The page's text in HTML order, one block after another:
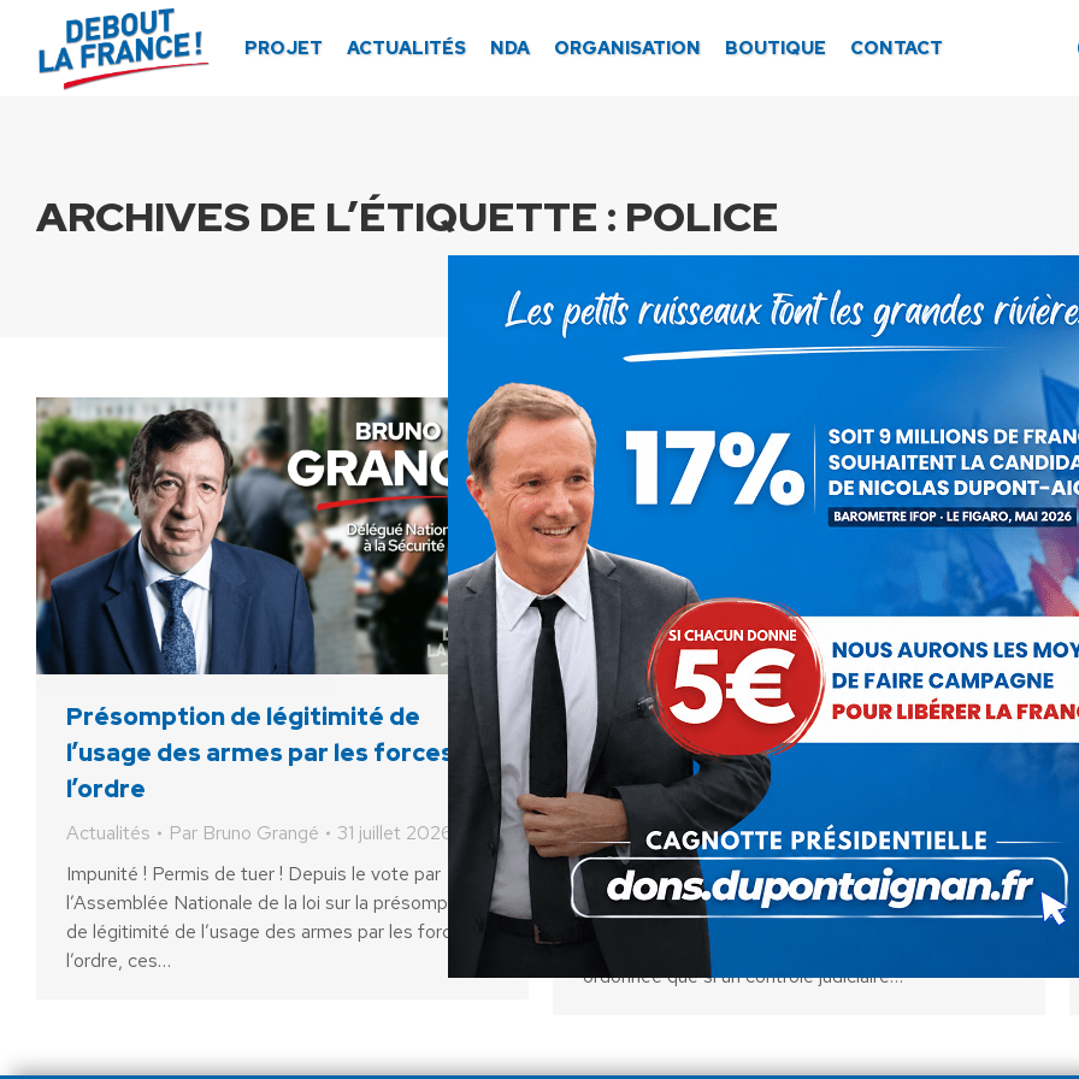
PROJET ACTUALITÉS NDA ORGANISATION BOUTIQUE CONTACT
ARCHIVES DE L’ÉTIQUETTE : POLICE
Présomption de légitimité de
l’usage des armes par les forces de
l’ordre
Actualités Par Bruno Grangé
31 juillet 2026
Impunité ! Permis de tuer ! Depuis le vote par
l’Assemblée Nationale de la loi sur la présomption
de légitimité de l’usage des armes par les forces de
l’ordre, ces…
Police nationale : un profond
malaise
Actualités ParBruno Grangé
14 août 2023
La contestation s’est développée au sein de la
police nationale suite au placement d’un policier en
détention provisoire (une mesure qui ne doit être
ordonnée que si un contrôle judiciaire…
Panneau de gestion des cookies